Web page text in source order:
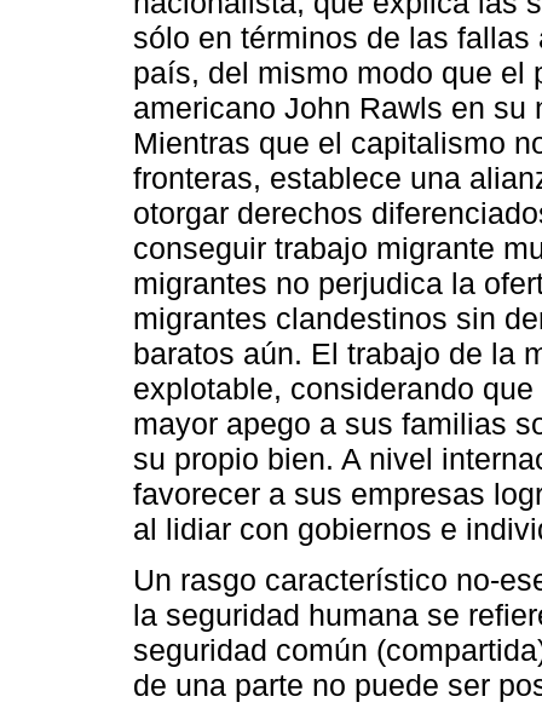
sólo en términos de las
país, del mismo modo que el
americano John Rawls en su
Mientras que el capitalismo
fronteras, establece una
otorgar derechos
conseguir trabajo migrante
migrantes no perjudica la
migrantes clandestinos sin
baratos aún. El trabajo de la
explotable, considerando
mayor apego a sus familias
su propio bien. A nivel
favorecer a sus empresas
al lidiar con gobiernos e
Un rasgo característico no-
la seguridad humana se
seguridad común
de una parte no puede ser